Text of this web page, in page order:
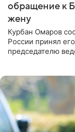
обращение к
жену
Курбан Омаров
России принял
председателю